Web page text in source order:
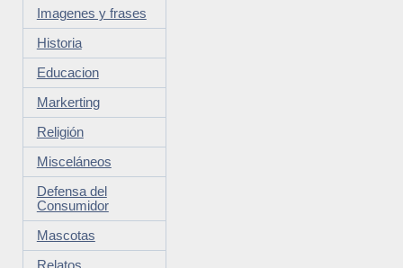
Imagenes y frases
Historia
Educacion
Markerting
Religión
Misceláneos
Defensa del
Consumidor
Mascotas
Relatos